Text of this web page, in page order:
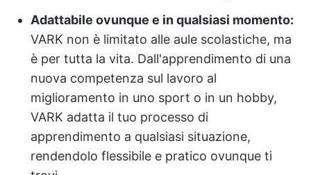
Adattabile ovunque e in qualsiasi momento:
VARK non è limitato alle aule scolastiche, ma
è per tutta la vita. Dall'apprendimento di una
nuova competenza sul lavoro al
miglioramento in uno sport o in un hobby,
VARK adatta il tuo processo di
apprendimento a qualsiasi situazione,
rendendolo flessibile e pratico ovunque ti